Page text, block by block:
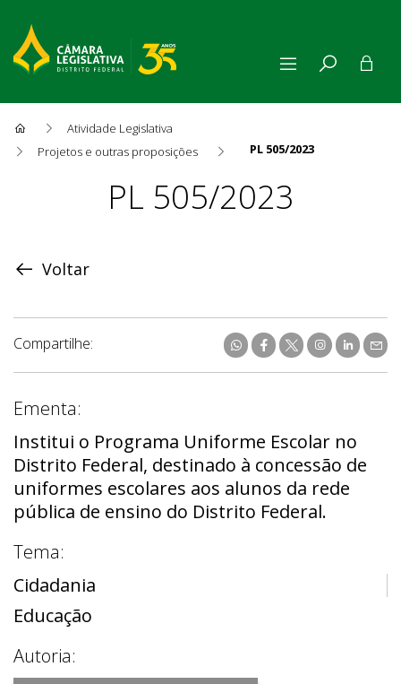
Atividade Legislativa
Projetos e outras proposições
PL 505/2023
ProposiçãoPL 505/2023
Voltar
Compartilhe:
Ementa:
Institui o Programa Uniforme Escolar no
Distrito Federal, destinado à concessão de
uniformes escolares aos alunos da rede
pública de ensino do Distrito Federal.
Tema:
Cidadania
Educação
Autoria: